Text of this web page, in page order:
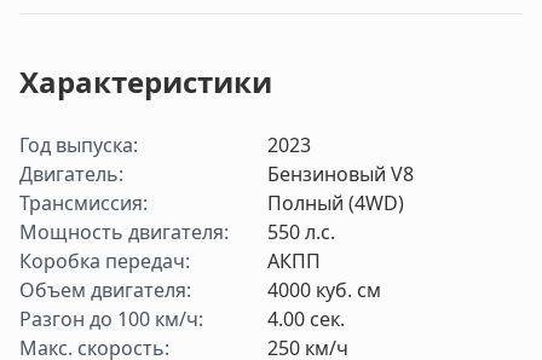
Характеристики
Год выпуска:
2023
Двигатель:
Бензиновый V8
Трансмиссия:
Полный (4WD)
Мощность двигателя: 550л.с.
Коробка передач:
АКПП
Объем двигателя: 4000 куб. см
Разгон до 100 км/ч: 4.00 cек.
Макс. скорость: 250 км/ч